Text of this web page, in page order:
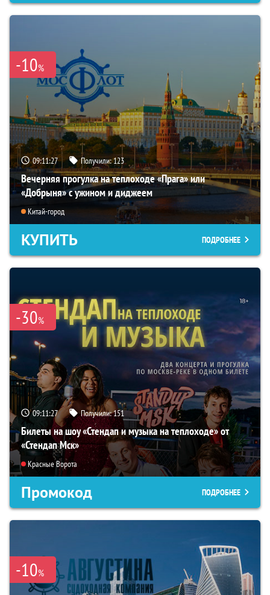
-10%
09:11:26 Получили:123
Вечерняя прогулка на теплоходе «Прага» или
«Добрыня» с ужином и диджеем
Китай-город
КУПИТЬ ПОДРОБНЕЕ
-30%
09:11:26 Получили:151
Билеты на шоу «Стендап и музыка на теплоходе» от
«Стендап Мск»
Красные Ворота
Промокод ПОДРОБНЕЕ
-10%